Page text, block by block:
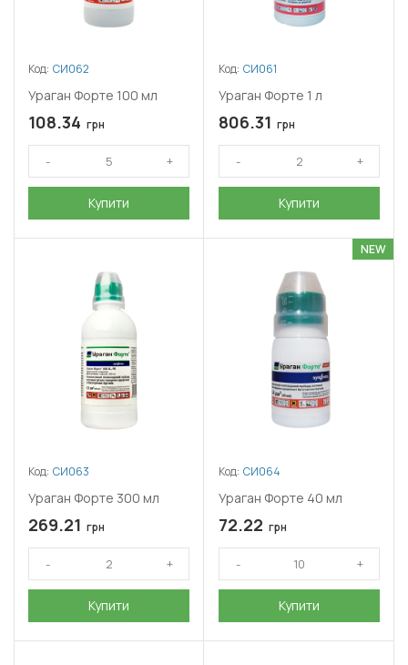
Код: СИ062
Ураган Форте 100 мл
108.34 грн
Купити
Код: СИ061
Ураган Форте 1 л
806.31 грн
Купити
Код: СИ063
Ураган Форте 300 мл
269.21 грн
Купити
NEW
Код: СИ064
Ураган Форте 40 мл
72.22 грн
Купити